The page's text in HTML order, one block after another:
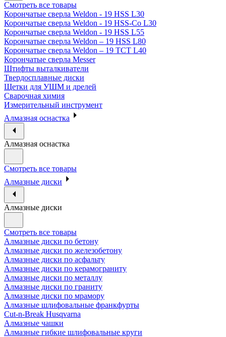
Смотреть все товары
Корончатые сверла Weldon - 19 HSS L30
Корончатые сверла Weldon - 19 HSS-Co L30
Корончатые сверла Weldon - 19 HSS L55
Корончатые сверла Weldon – 19 HSS L80
Корончатые сверла Weldon – 19 TCT L40
Корончатые сверла Messer
Штифты выталкиватели
Твердосплавные диски
Щетки для УШМ и дрелей
Сварочная химия
Измерительный инструмент
Алмазная оснастка
Алмазная оснастка
Смотреть все товары
Алмазные диски
Алмазные диски
Смотреть все товары
Алмазные диски по бетону
Алмазные диски по железобетону
Алмазные диски по асфальту
Алмазные диски по керамограниту
Алмазные диски по металлу
Алмазные диски по граниту
Алмазные диски по мрамору
Алмазные шлифовальные франкфурты
Cut-n-Break Husqvarna
Алмазные чашки
Алмазные гибкие шлифовальные круги